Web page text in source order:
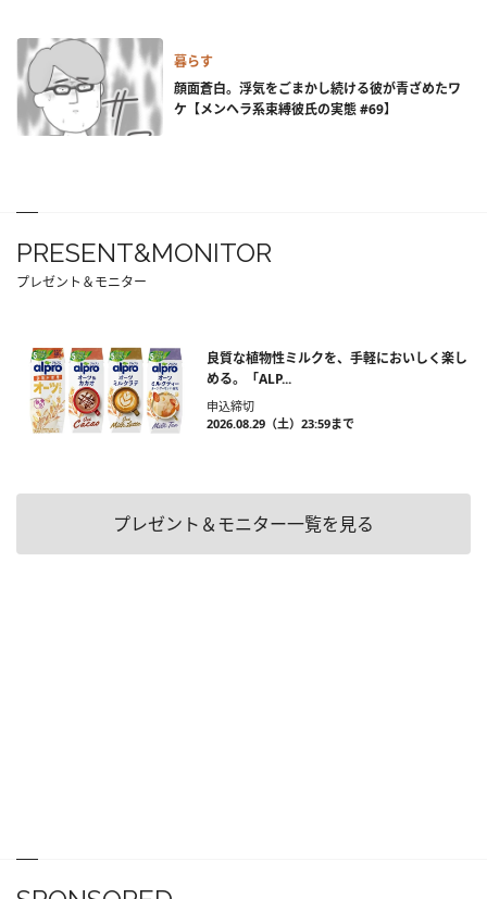
暮らす
顔面蒼白。浮気をごまかし続ける彼が青ざめたワ
ケ【メンヘラ系束縛彼氏の実態 #69】
PRESENT&MONITOR
プレゼント＆モニター
良質な植物性ミルクを、手軽においしく楽し
める。「ALP...
申込締切
2026.08.29（土）23:59まで
プレゼント＆モニター一覧を見る